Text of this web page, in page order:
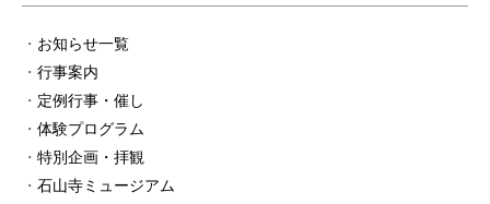
お知らせ一覧
行事案内
定例行事・催し
体験プログラム
特別企画・拝観
石山寺ミュージアム